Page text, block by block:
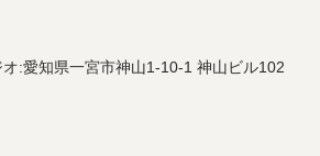
:愛知県一宮市神山1-10-1 神山ビル102